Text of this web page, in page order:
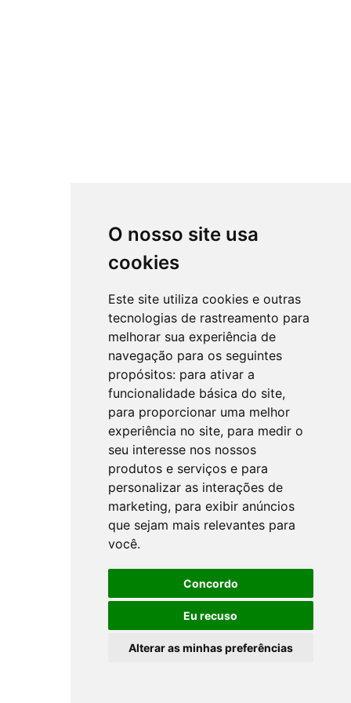
O nosso site usa
cookies
Este site utiliza cookies e outras
tecnologias de rastreamento para
melhorar sua experiência de
navegação para os seguintes
propósitos: para ativar a
funcionalidade básica do site,
para proporcionar uma melhor
experiência no site, para medir o
seu interesse nos nossos
produtos e serviços e para
personalizar as interações de
marketing, para exibir anúncios
que sejam mais relevantes para
você.
Concordo
Eu recuso
Alterar as minhas preferências